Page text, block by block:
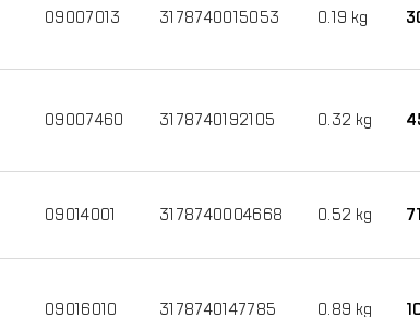
09007013 3178740015053 0.19 kg
09007460 3178740192105 0.32 kg
09014001 3178740004668 0.52 kg
09016010 3178740147785 0.89 kg